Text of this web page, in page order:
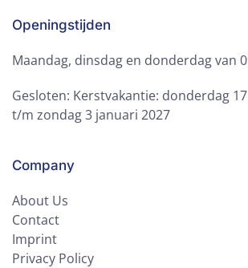
Openingstijden
Maandag, dinsdag en donderdag van
Gesloten: Kerstvakantie: donderdag
t/m zondag 3 januari 2027
Company
About Us
Contact
Imprint
Privacy Policy